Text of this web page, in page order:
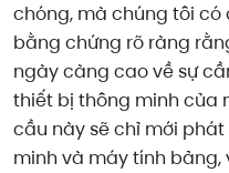
chóng, mà chúng tôi
bằng chứng rõ ràng
ngày càng cao về sự
thiết bị thông minh của
cầu này sẽ chỉ mới
minh và máy tính bảng,